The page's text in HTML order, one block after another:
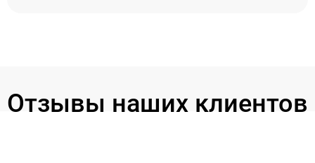
Отзывы наших клиентов